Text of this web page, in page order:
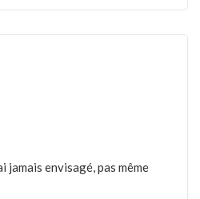
jamais envisagé, pas même